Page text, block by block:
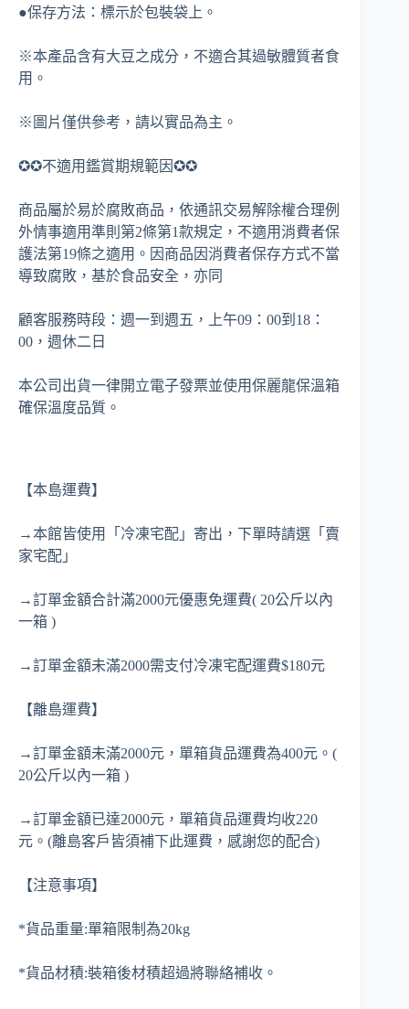
●保存方法：標示於包裝袋上。
※本產品含有大豆之成分，不適合其過敏體質者食
用。
※圖片僅供參考，請以實品為主。
✪✪不適用鑑賞期規範因✪✪
商品屬於易於腐敗商品，依通訊交易解除權合理例
外情事適用準則第2條第1款規定，不適用消費者保
護法第19條之適用。因商品因消費者保存方式不當
導致腐敗，基於食品安全，亦同
顧客服務時段：週一到週五，上午09：00到18：
00，週休二日
本公司出貨一律開立電子發票並使用保麗龍保溫箱
確保溫度品質。
【本島運費】
→本館皆使用「冷凍宅配」寄出，下單時請選「賣
家宅配」
→訂單金額合計滿2000元優惠免運費( 20公斤以內
一箱 )
→訂單金額未滿2000需支付冷凍宅配運費$180元
【離島運費】
→訂單金額未滿2000元，單箱貨品運費為400元。(
20公斤以內一箱 )
→訂單金額已達2000元，單箱貨品運費均收220
元。(離島客戶皆須補下此運費，感謝您的配合)
【注意事項】
*貨品重量:單箱限制為20kg
*貨品材積:裝箱後材積超過將聯絡補收。